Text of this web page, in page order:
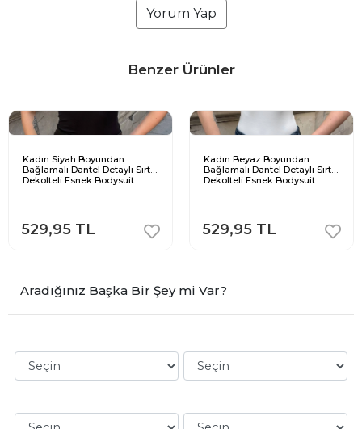
Yorum Yap
Benzer Ürünler
Kadın Siyah Boyundan
Bağlamalı Dantel Detaylı Sırt
Dekolteli Esnek Bodysuit
529,95 TL
Kadın Beyaz Boyundan
Bağlamalı Dantel Detaylı Sırt
Dekolteli Esnek Bodysuit
529,95 TL
Aradığınız Başka Bir Şey mi Var?